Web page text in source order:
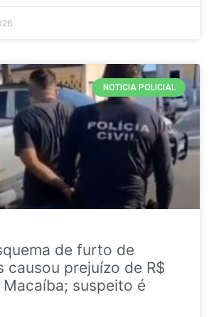
NOTICIA POLICIAL
de furto de
causou prejuízo de R$
suspeito é